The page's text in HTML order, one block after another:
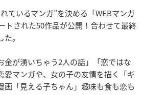
ているマンガ”を決める「WEBマンガ
トされた50作品が公開！合わせて最終
。
金が湧いちゃう2人の話」「恋ではな
愛マンガや、女の子の友情を描く「ギ
画「見える子ちゃん」趣味も食も恋も